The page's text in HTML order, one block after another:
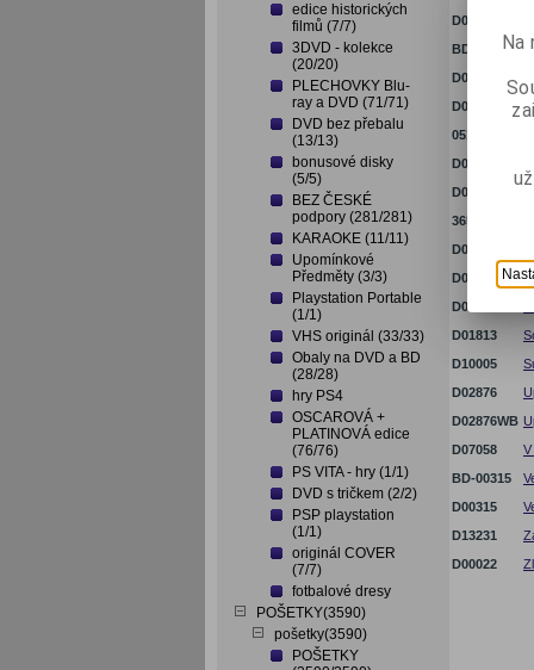
edice historických
filmů (7/7)
3DVD - kolekce
(20/20)
PLECHOVKY Blu-
ray a DVD (71/71)
DVD bez přebalu
(13/13)
bonusové disky
(5/5)
BEZ ČESKÉ
podpory (281/281)
KARAOKE (11/11)
Upomínkové
Předměty (3/3)
Playstation Portable
(1/1)
VHS originál (33/33)
Obaly na DVD a BD
(28/28)
hry PS4
OSCAROVÁ +
PLATINOVÁ edice
(76/76)
PS VITA - hry (1/1)
DVD s tričkem (2/2)
PSP playstation
(1/1)
originál COVER
(7/7)
fotbalové dresy
POŠETKY(3590)
pošetky(3590)
POŠETKY
D05086
BD-08853
D08853
D01233
0518
D04899
D04899PS
3654
D06189
D05716
D02671
D01813
D10005
D02876
D02876WB
D07058
V
BD-00315
D00315
D13231
D00022
Na